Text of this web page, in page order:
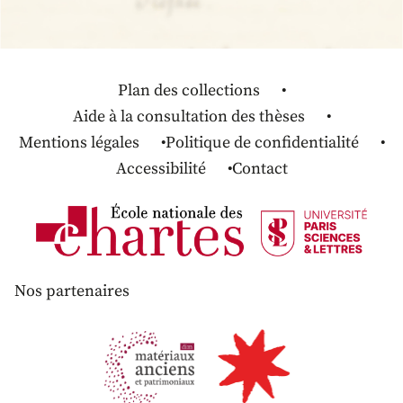
Plan des collections
Aide à la consultation des thèses
Mentions légales
Politique de confidentialité
Accessibilité
Contact
Nos partenaires